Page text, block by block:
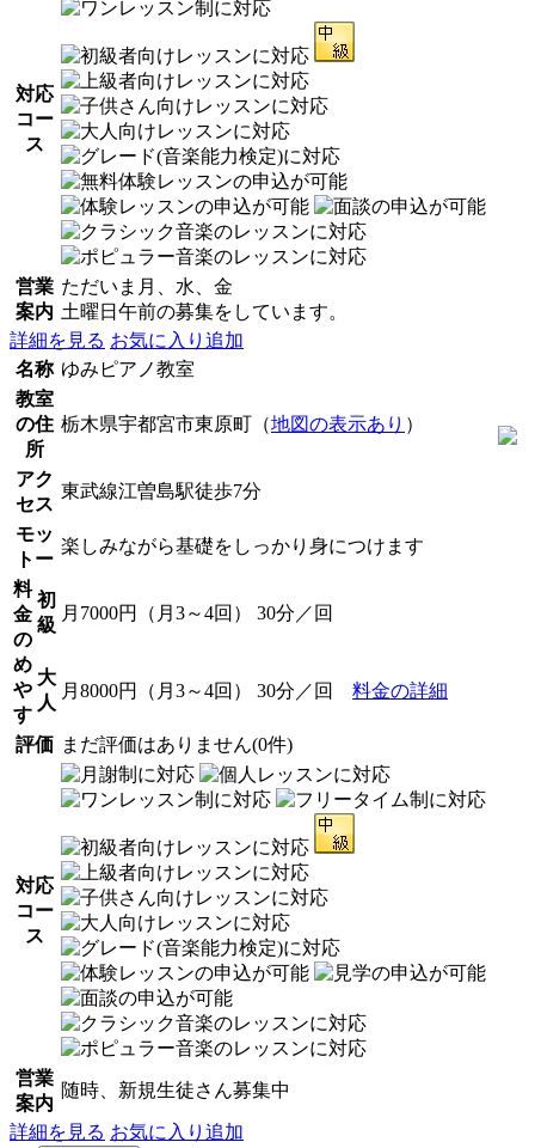
対応
コー
ス
営業
案内
ただいま月、水、金
土曜日午前の募集をしています。
詳細を見る お気に入り追加
名称 ゆみピアノ教室
教室
の住
所
栃木県宇都宮市東原町（地図の表示あり ）
アク
セス
東武線江曽島駅徒歩7分
モッ
トー
楽しみながら基礎をしっかり身につけます
料
金
の
め
や
す
初
級
月7000円（月3～4回） 30分／回
大
人
月8000円（月3～4回） 30分／回 料金の詳細
評価 まだ評価はありません(0件)
対応
コー
ス
営業
案内
随時、新規生徒さん募集中
詳細を見る お気に入り追加